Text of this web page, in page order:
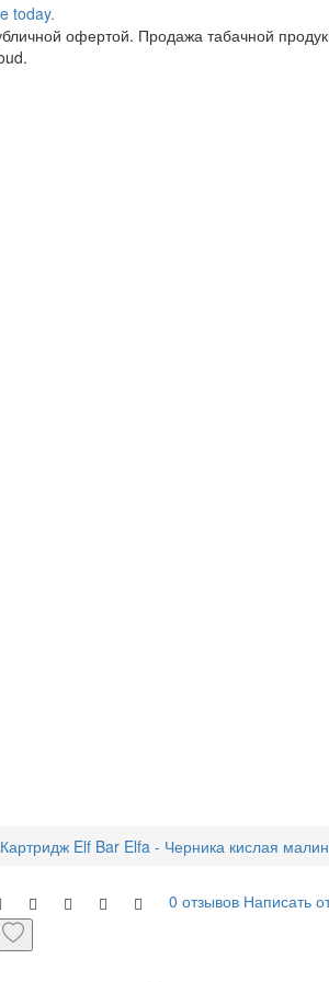
офертой. Продажа табачной
Картридж Elf Bar Elfa - Черника кислая
0 отзывов Написать